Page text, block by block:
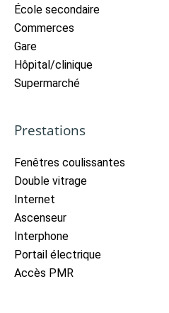
École secondaire
Commerces
Gare
Hôpital/clinique
Supermarché
Prestations
Fenêtres coulissantes
Double vitrage
Internet
Ascenseur
Interphone
Portail électrique
Accès PMR